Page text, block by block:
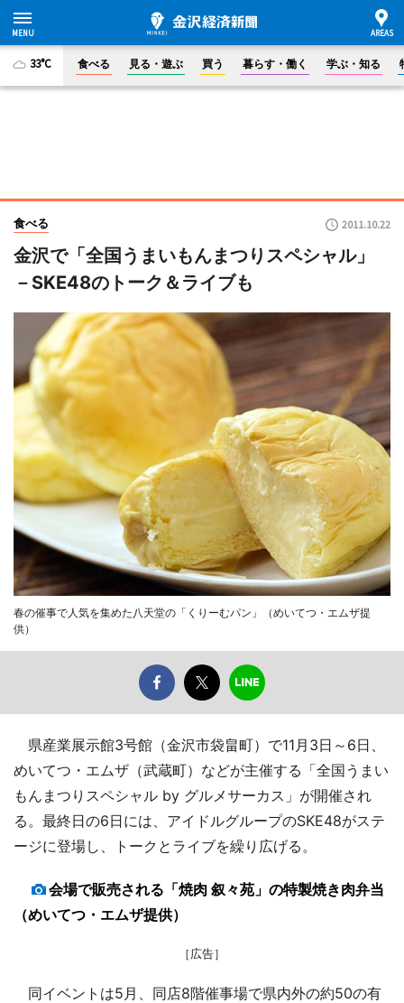
33°C 食べる 見る・遊ぶ 買う 暮らす・働く 学ぶ・知る
食べる 2011.10.22
金沢で「全国うまいもんまつりスペシャル」
－SKE48のトーク＆ライブも
春の催事で人気を集めた八天堂の「くりーむパン」（めいてつ・エムザ提
供）
県産業展示館3号館（金沢市袋畠町）で11月3日～6日、
めいてつ・エムザ（武蔵町）などが主催する「全国うまい
もんまつりスペシャル by グルメサーカス」が開催され
る。最終日の6日には、アイドルグループのSKE48がステ
ージに登場し、トークとライブを繰り広げる。
会場で販売される「焼肉 叙々苑」の特製焼き肉弁当
（めいてつ・エムザ提供）
［広告］
同イベントは5月、同店8階催事場で県内外の約50の有